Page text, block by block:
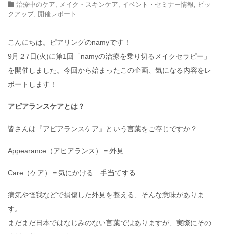
治療中のケア, メイク・スキンケア, イベント・セミナー情報, ピッ
クアップ, 開催レポート
こんにちは。ピアリングのnamyです！
9月２7日(火)に第1回「namyの治療を乗り切るメイクセラピー」
を開催しました。今回から始まったこの企画、気になる内容をレ
ポートします！
アピアランスケアとは？
皆さんは『アピアランスケア』という言葉をご存じですか？
Appearance（アピアランス）＝外見
Care（ケア）＝気にかける 手当てする
病気や怪我などで損傷した外見を整える、そんな意味がありま
す。
まだまだ日本ではなじみのない言葉ではありますが、実際にその